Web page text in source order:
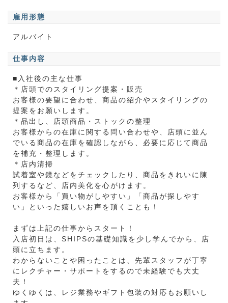
雇用形態
アルバイト
仕事内容
■入社後の主な仕事
＊店頭でのスタイリング提案・販売
お客様の要望に合わせ、商品の紹介やスタイリングの
提案をお願いします。
＊品出し、店頭商品・ストックの整理
お客様からの在庫に関する問い合わせや、店頭に並ん
でいる商品の在庫を確認しながら、必要に応じて商品
を補充・整理します。
＊店内清掃
試着室や鏡などをチェックしたり、商品をきれいに陳
列するなど、店内美化を心がけます。
お客様から「買い物がしやすい」「商品が探しやす
い」といった嬉しいお声を頂くことも！
まずは上記の仕事からスタート！
入店初日は、SHIPSの基礎知識を少し学んでから、店
頭に立ちます。
わからないことや困ったことは、先輩スタッフが丁寧
にレクチャー・サポートをするので未経験でも大丈
夫！
ゆくゆくは、レジ業務やギフト包装の対応もお願いし